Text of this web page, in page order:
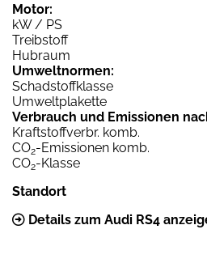
Motor:
kW / PS
Treibstoff
Hubraum
Umweltnormen:
Schadstoffklasse
Umweltplakette
Verbrauch und Emissionen
Kraftstoffverbr. komb.
CO2-Emissionen komb.
CO2-Klasse
Standort
Details zum Audi RS4